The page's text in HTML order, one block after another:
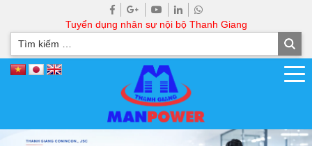
Tuyển dụng nhân sự nội bộ Thanh Giang